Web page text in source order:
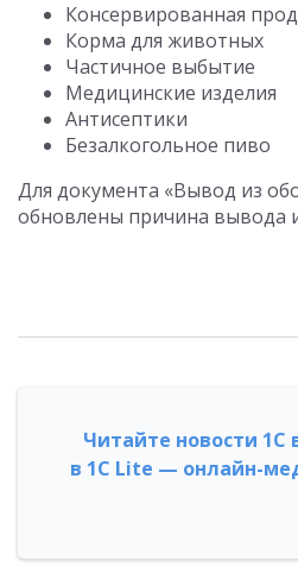
Консервированная
Корма для животных
Частичное выбытие
Медицинские изделия
Антисептики
Безалкогольное пиво
Для документа «Вывод из
обновлены причина вывода
Читайте новости 1С
в 1С Lite — онлайн-